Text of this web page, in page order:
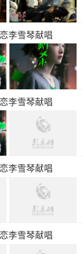
李雪琴献唱
李雪琴献唱
李雪琴献唱
李雪琴献唱